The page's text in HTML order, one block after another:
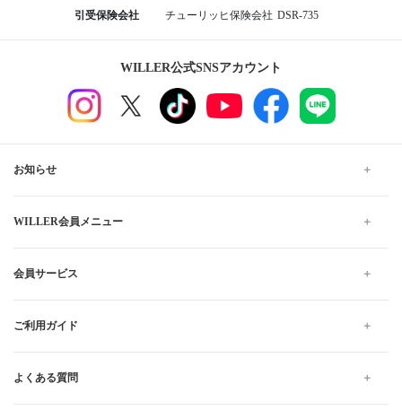
引受保険会社 チューリッヒ保険会社 DSR-735
WILLER公式SNSアカウント
お知らせ
WILLER会員メニュー
会員サービス
ご利用ガイド
よくある質問